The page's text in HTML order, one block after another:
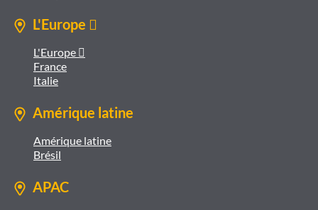
L'Europe 
L'Europe 
France
Italie
Amérique latine
Amérique latine
Brésil
APAC